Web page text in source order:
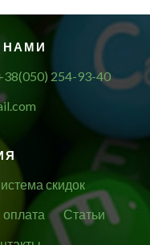
НАМИ
254-93-40
скидок
оплата
Статьи